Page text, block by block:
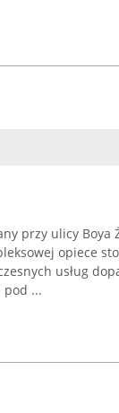
przy ulicy Boya
opiece
usług
pod ...